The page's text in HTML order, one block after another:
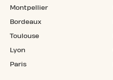
Montpellier
Bordeaux
Toulouse
Lyon
Paris